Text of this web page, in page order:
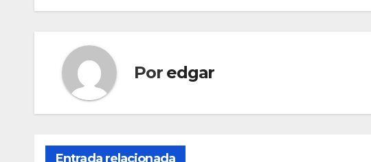
entradas
Por edgar
Entrada relacionada